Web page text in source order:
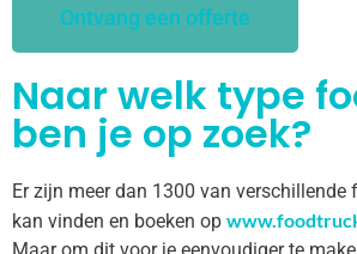
Ontvang een offerte
Naar welk type
ben je op zoek?
Er zijn meer dan 1300 van verschillende
kan vinden en boeken op